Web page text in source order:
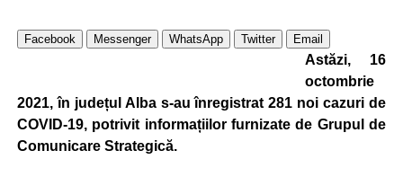
Facebook Messenger WhatsApp Twitter Email
Astăzi, 16
octombrie
2021, în județul Alba s-au înregistrat 281 noi cazuri de
COVID-19, potrivit informațiilor furnizate de Grupul de
Comunicare Strategică.